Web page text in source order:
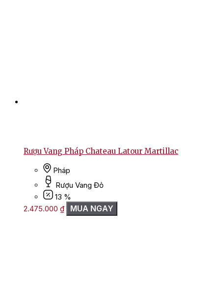
Rượu Vang Pháp Chateau Latour Martillac
Pháp
Rượu Vang Đỏ
13 %
2.475.000 ₫ MUA NGAY